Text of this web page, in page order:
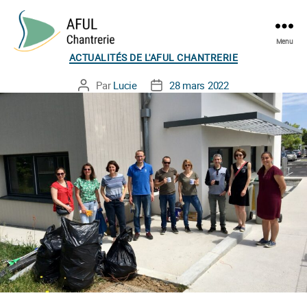
Menu
Catégories
ACTUALITÉS DE L'AFUL CHANTRERIE
Auteur
de
l’article
Par Lucie
Date
de
l’article
28 mars 2022